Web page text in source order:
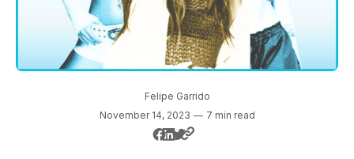
Felipe Garrido
November 14, 2023 — 7 min read